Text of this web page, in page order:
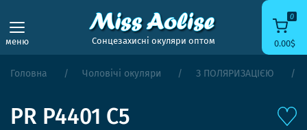
меню Сонцезахисні окуляри оптом
0
0.00$
Головна Чоловічі окуляри З ПОЛЯРИЗАЦІЄЮ
PR P4401 C5